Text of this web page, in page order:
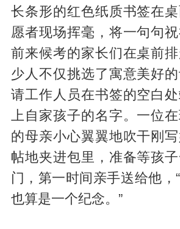
长条形的红色纸质书签在
愿者现场挥毫，将一句句祝
前来候考的家长们在桌前
少人不仅挑选了寓意美好
请工作人员在书签的空白
上自家孩子的名字。一位
的母亲小心翼翼地吹干刚
帖地夹进包里，准备等孩
门，第一时间亲手送给他，
也算是一个纪念。”